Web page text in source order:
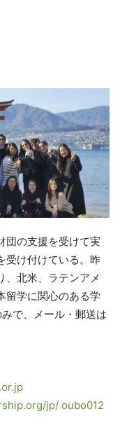
団の支援を受けて実
受け付けている。昨
、北米、ラテンアメ
留学に関心のある学
で、メール・郵送は
jp/ oubo012